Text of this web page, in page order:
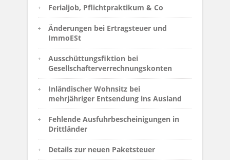
Ferialjob, Pflichtpraktikum & Co
Änderungen bei Ertragsteuer und
ImmoESt
Ausschüttungsfiktion bei
Gesellschafterverrechnungskonten
Inländischer Wohnsitz bei
mehrjähriger Entsendung ins Ausland
Fehlende Ausfuhrbescheinigungen in
Drittländer
Details zur neuen Paketsteuer